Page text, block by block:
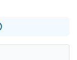
son Maasser